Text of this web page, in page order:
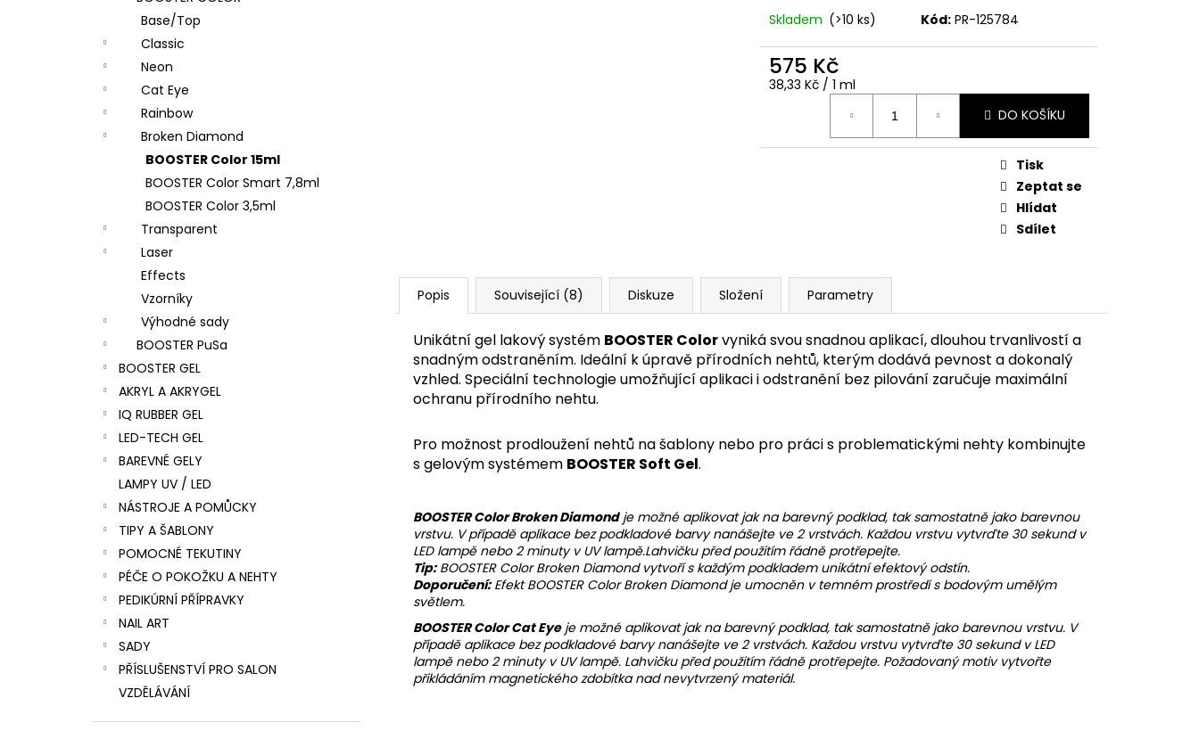
Base/Top
Classic
Neon
Cat Eye
Rainbow
Broken Diamond
BOOSTER Color 15ml
BOOSTER Color Smart 7,8ml
BOOSTER Color 3,5ml
Transparent
Laser
Effects
Vzorníky
Výhodné sady
BOOSTER PuSa
BOOSTER GEL
AKRYL A AKRYGEL
IQ RUBBER GEL
LED-TECH GEL
BAREVNÉ GELY
LAMPY UV / LED
NÁSTROJE A POMŮCKY
TIPY A ŠABLONY
POMOCNÉ TEKUTINY
PÉČE O POKOŽKU A NEHTY
PEDIKÚRNÍ PŘÍPRAVKY
NAIL ART
SADY
PŘÍSLUŠENSTVÍ PRO SALON
VZDĚLÁVÁNÍ
Skladem (>10 ks) Kód: PR-125784
575 Kč
Měrná
38,33 Kč / 1 ml
DO KOŠÍKU
Tisk
Zeptat se
Hlídat
Sdílet
Popis Související (8) Diskuze Složení Parametry
Unikátní gel lakový systém BOOSTER Colorvyniká svou snadnou aplikací, dlouhou trvanlivostí a
snadným odstraněním. Ideální k úpravě přírodních nehtů, kterým dodává pevnost a dokonalý
vzhled. Speciální technologie umožňující aplikaci i odstranění bez pilování zaručuje maximální
ochranu přírodního nehtu.
Pro možnost prodloužení nehtů na šablony nebo pro práci s problematickými nehty kombinujte
s gelovým systémem BOOSTER Soft Gel.
BOOSTER Color Broken Diamondje možné aplikovat jak na barevný podklad, tak samostatně jako barevnou
vrstvu. V případě aplikace bez podkladové barvy nanášejte ve 2 vrstvách. Každou vrstvu vytvrďte 30 sekund v
LED lampě nebo 2 minuty v UV lampě.Lahvičku před použitím řádně protřepejte.
Tip:BOOSTER Color Broken Diamond vytvoří s každým podkladem unikátní efektový odstín.
Doporučení:Efekt BOOSTER Color Broken Diamond je umocněn v temném prostředí s bodovým umělým
světlem.
BOOSTER Color Cat Eyeje možné aplikovat jak na barevný podklad, tak samostatně jako barevnou vrstvu. V
případě aplikace bez podkladové barvy nanášejte ve 2 vrstvách. Každou vrstvu vytvrďte 30 sekund v LED
lampě nebo 2 minuty v UV lampě. Lahvičku před použitím řádně protřepejte. Požadovaný motiv vytvořte
přikládáním magnetického zdobítka nad nevytvrzený materiál.